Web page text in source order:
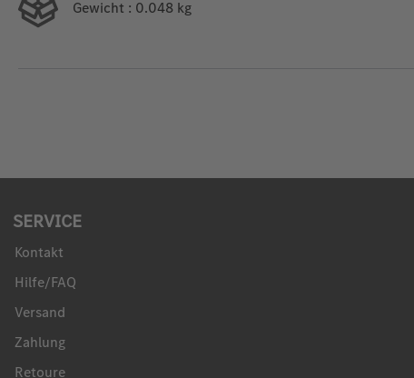
Gewicht : 0.048 kg
SERVICE
Kontakt
Hilfe/FAQ
Versand
Zahlung
Retoure